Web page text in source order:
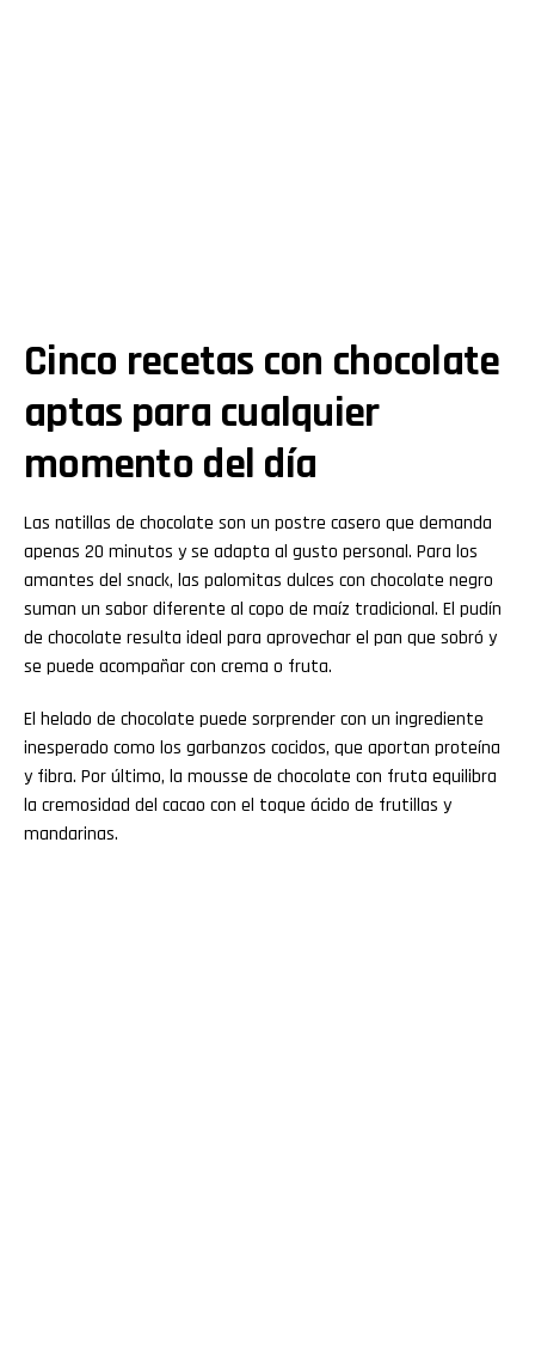
Cinco recetas con chocolate
aptas para cualquier
momento del día
Las natillas de chocolate son un postre casero que demanda
apenas 20 minutos y se adapta al gusto personal. Para los
amantes del snack, las palomitas dulces con chocolate negro
suman un sabor diferente al copo de maíz tradicional. El pudín
de chocolate resulta ideal para aprovechar el pan que sobró y
se puede acompañar con crema o fruta.
El helado de chocolate puede sorprender con un ingrediente
inesperado como los garbanzos cocidos, que aportan proteína
y fibra. Por último, la mousse de chocolate con fruta equilibra
la cremosidad del cacao con el toque ácido de frutillas y
mandarinas.